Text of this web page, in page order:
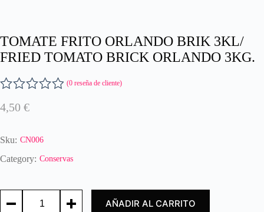
TOMATE FRITO ORLANDO BRIK 3KL/
FRIED TOMATO BRICK ORLANDO 3KG.
V
a
o
a
(0 reseña de cliente)
4,50 €
Sku: CN006
Category: Conservas
FRITO
AÑADIR AL CARRITO